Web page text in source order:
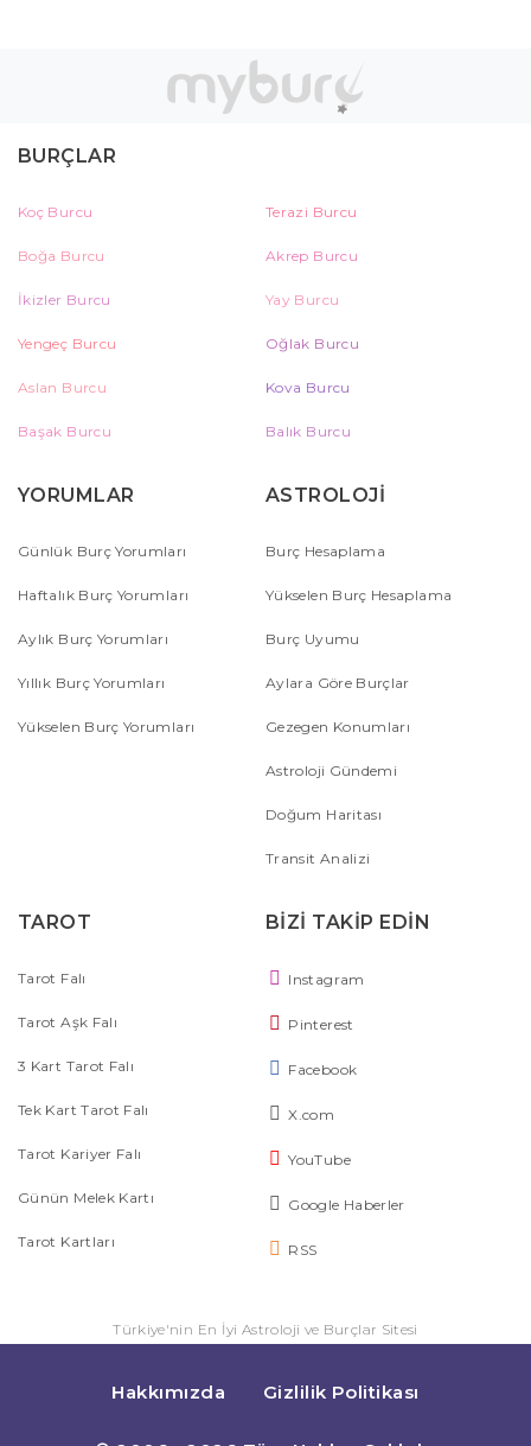
BURÇLAR
Koç Burcu Terazi Burcu
Boğa Burcu Akrep Burcu
İkizler Burcu Yay Burcu
Yengeç Burcu Oğlak Burcu
Aslan Burcu Kova Burcu
Başak Burcu Balık Burcu
YORUMLAR
Günlük Burç Yorumları
Haftalık Burç Yorumları
Aylık Burç Yorumları
Yıllık Burç Yorumları
Yükselen Burç Yorumları
ASTROLOJİ
Burç Hesaplama
Yükselen Burç Hesaplama
Burç Uyumu
Aylara Göre Burçlar
Gezegen Konumları
Astroloji Gündemi
Doğum Haritası
Transit Analizi
TAROT
Tarot Falı
Tarot Aşk Falı
3 Kart Tarot Falı
Tek Kart Tarot Falı
Tarot Kariyer Falı
Günün Melek Kartı
Tarot Kartları
BİZİ TAKİP EDİN
Instagram
Pinterest
Facebook
X.com
YouTube
Google Haberler
RSS
Türkiye'nin En İyi Astroloji ve Burçlar Sitesi
Hakkımızda Gizlilik Politikası